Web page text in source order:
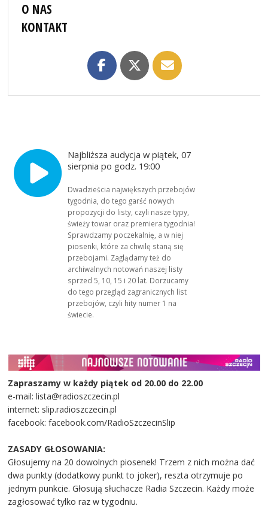
O NAS
KONTAKT
Najbliższa audycja w piątek, 07
sierpnia po godz. 19:00
Dwadzieścia największych przebojów
tygodnia, do tego garść nowych
propozycji do listy, czyli nasze typy,
świeży towar oraz premiera tygodnia!
Sprawdzamy poczekalnię, a w niej
piosenki, które za chwilę staną się
przebojami. Zaglądamy też do
archiwalnych notowań naszej listy
sprzed 5, 10, 15 i 20 lat. Dorzucamy
do tego przegląd zagranicznych list
przebojów, czyli hity numer 1 na
świecie.
Zapraszamy w każdy piątek od 20.00 do 22.00
e-mail: lista@radioszczecin.pl
internet: slip.radioszczecin.pl
facebook: facebook.com/RadioSzczecinSlip
ZASADY GŁOSOWANIA:
Głosujemy na 20 dowolnych piosenek! Trzem z nich można dać
dwa punkty (dodatkowy punkt to joker), reszta otrzymuje po
jednym punkcie. Głosują słuchacze Radia Szczecin. Każdy może
zagłosować tylko raz w tygodniu.